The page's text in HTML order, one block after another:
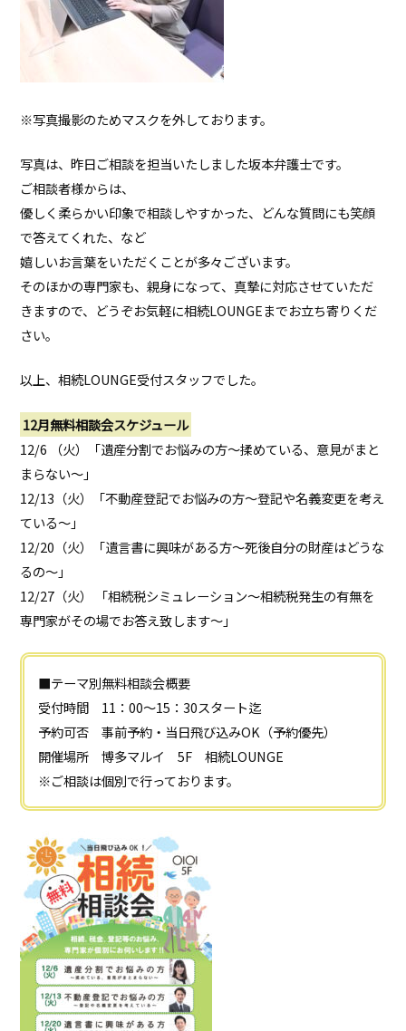
※写真撮影のためマスクを外しております。
写真は、昨日ご相談を担当いたしました坂本弁護士です。
ご相談者様からは、
優しく柔らかい印象で相談しやすかった、どんな質問にも笑顔
で答えてくれた、など
嬉しいお言葉をいただくことが多々ございます。
そのほかの専門家も、親身になって、真摯に対応させていただ
きますので、どうぞお気軽に相続LOUNGEまでお立ち寄りくだ
さい。
以上、相続LOUNGE受付スタッフでした。
12月無料相談会スケジュール
12/6 （火）「遺産分割でお悩みの方～揉めている、意見がまと
まらない～」
12/13（火）「不動産登記でお悩みの方～登記や名義変更を考え
ている～」
12/20（火）「遺言書に興味がある方～死後自分の財産はどうな
るの～」
12/27（火） 「相続税シミュレーション～相続税発生の有無を
専門家がその場でお答え致します～」
■テーマ別無料相談会概要
受付時間 11：00～15：30スタート迄
予約可否 事前予約・当日飛び込みOK（予約優先）
開催場所 博多マルイ 5F 相続LOUNGE
※ご相談は個別で行っております。